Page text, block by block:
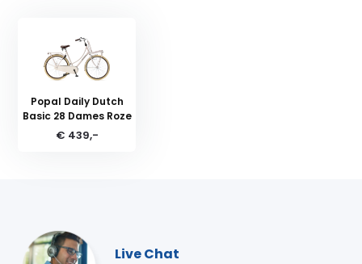
Popal Daily Dutch
Basic 28 Dames Roze
€ 439,-
Live Chat